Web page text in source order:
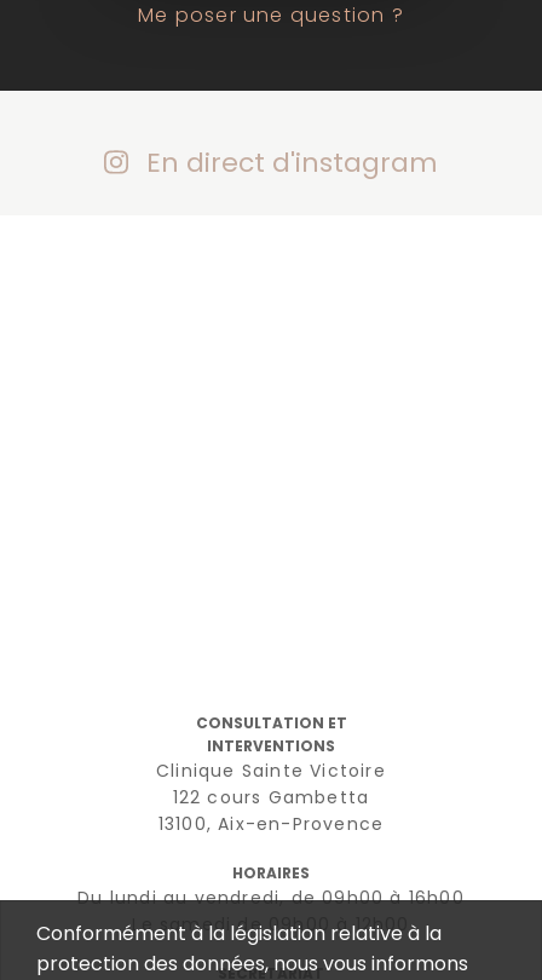
Me poser une question ?
En direct d'instagram
CONSULTATION ET
INTERVENTIONS
Clinique Sainte Victoire
122 cours Gambetta
13100, Aix-en-Provence
HORAIRES
Du lundi au vendredi, de 09h00 à 16h00
Le samedi de 09h00 à 12h00
SECRÉTARIAT
Conformément à la législation relative à la
protection des données, nous vous informons